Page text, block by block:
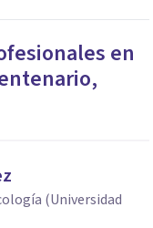
el
a tus
en
,
(Universidad